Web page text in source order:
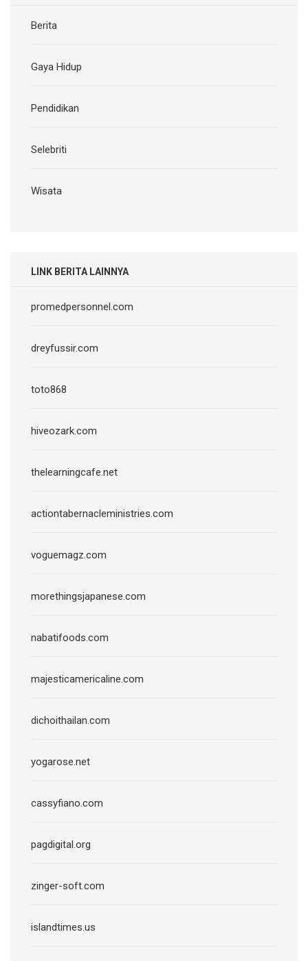
Berita
Gaya Hidup
Pendidikan
Selebriti
Wisata
LINK BERITA LAINNYA
promedpersonnel.com
dreyfussir.com
toto868
hiveozark.com
thelearningcafe.net
actiontabernacleministries.com
voguemagz.com
morethingsjapanese.com
nabatifoods.com
majesticamericaline.com
dichoithailan.com
yogarose.net
cassyfiano.com
pagdigital.org
zinger-soft.com
islandtimes.us